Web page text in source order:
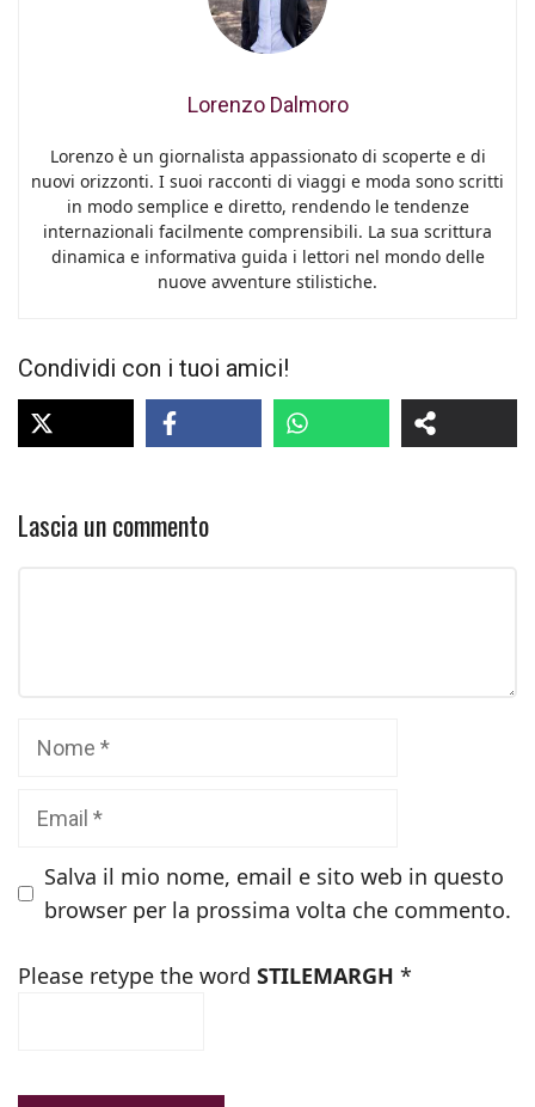
Lorenzo Dalmoro
Lorenzo è un giornalista appassionato di scoperte e di
nuovi orizzonti. I suoi racconti di viaggi e moda sono scritti
in modo semplice e diretto, rendendo le tendenze
internazionali facilmente comprensibili. La sua scrittura
dinamica e informativa guida i lettori nel mondo delle
nuove avventure stilistiche.
Condividi con i tuoi amici!
Lascia un commento
Salva il mio nome, email e sito web in questo
browser per la prossima volta che commento.
Please retype the word STILEMARGH *